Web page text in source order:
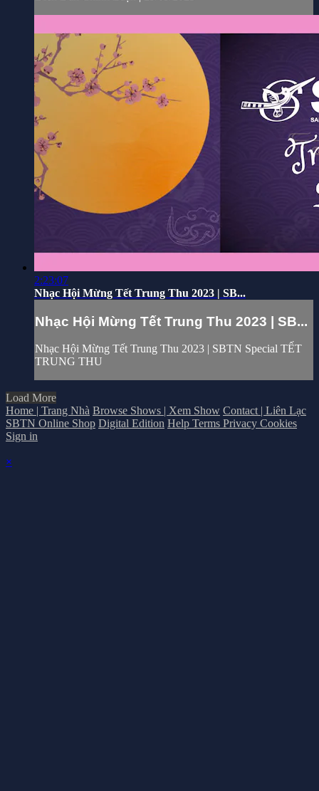
2:23:07
Nhạc Hội Mừng Tết Trung Thu 2023 | SB...
Nhạc Hội Mừng Tết Trung Thu 2023 | SB...
Nhạc Hội Mừng Tết Trung Thu 2023 | SBTN Special TẾT
TRUNG THU
Load More
Home | Trang Nhà Browse Shows | Xem Show Contact | Liên Lạc
SBTN Online Shop Digital Edition Help Terms Privacy Cookies
Sign in
×